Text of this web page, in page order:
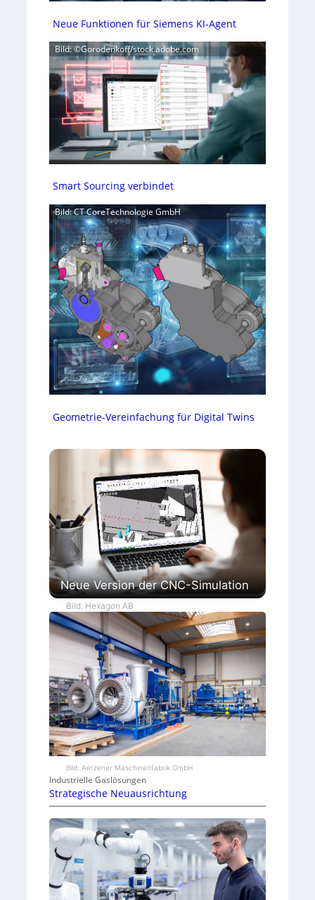
Neue Funktionen für Siemens KI-Agent
Bild: ©Gorodenkoff/stock.adobe.com
Smart Sourcing verbindet
Bild: CT CoreTechnologie GmbH
Geometrie-Vereinfachung für Digital Twins
Neue Version der CNC-Simulation
Bild: Hexagon AB
Bild: Aerzener Maschinenfabrik GmbH
Industrielle Gaslösungen
Strategische Neuausrichtung